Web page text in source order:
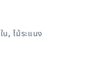
น,ไม้ระแนง